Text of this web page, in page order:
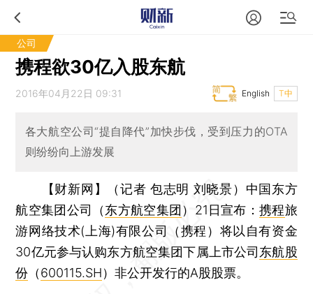
公司
携程欲30亿入股东航
2016年04月22日 09:31 T中
English
各大航空公司“提自降代”加快步伐，受到压力的OTA
则纷纷向上游发展
【财新网】（记者 包志明 刘晓景） 中国东方
航空集团公司（东方航空集团 ）21日宣布：携程旅
游网络技术(上海)有限公司（携程）将以自有资金
30亿元参与认购东方航空集团下属上市公司 东航股
份 （600115.SH）非公开发行的A股股票。